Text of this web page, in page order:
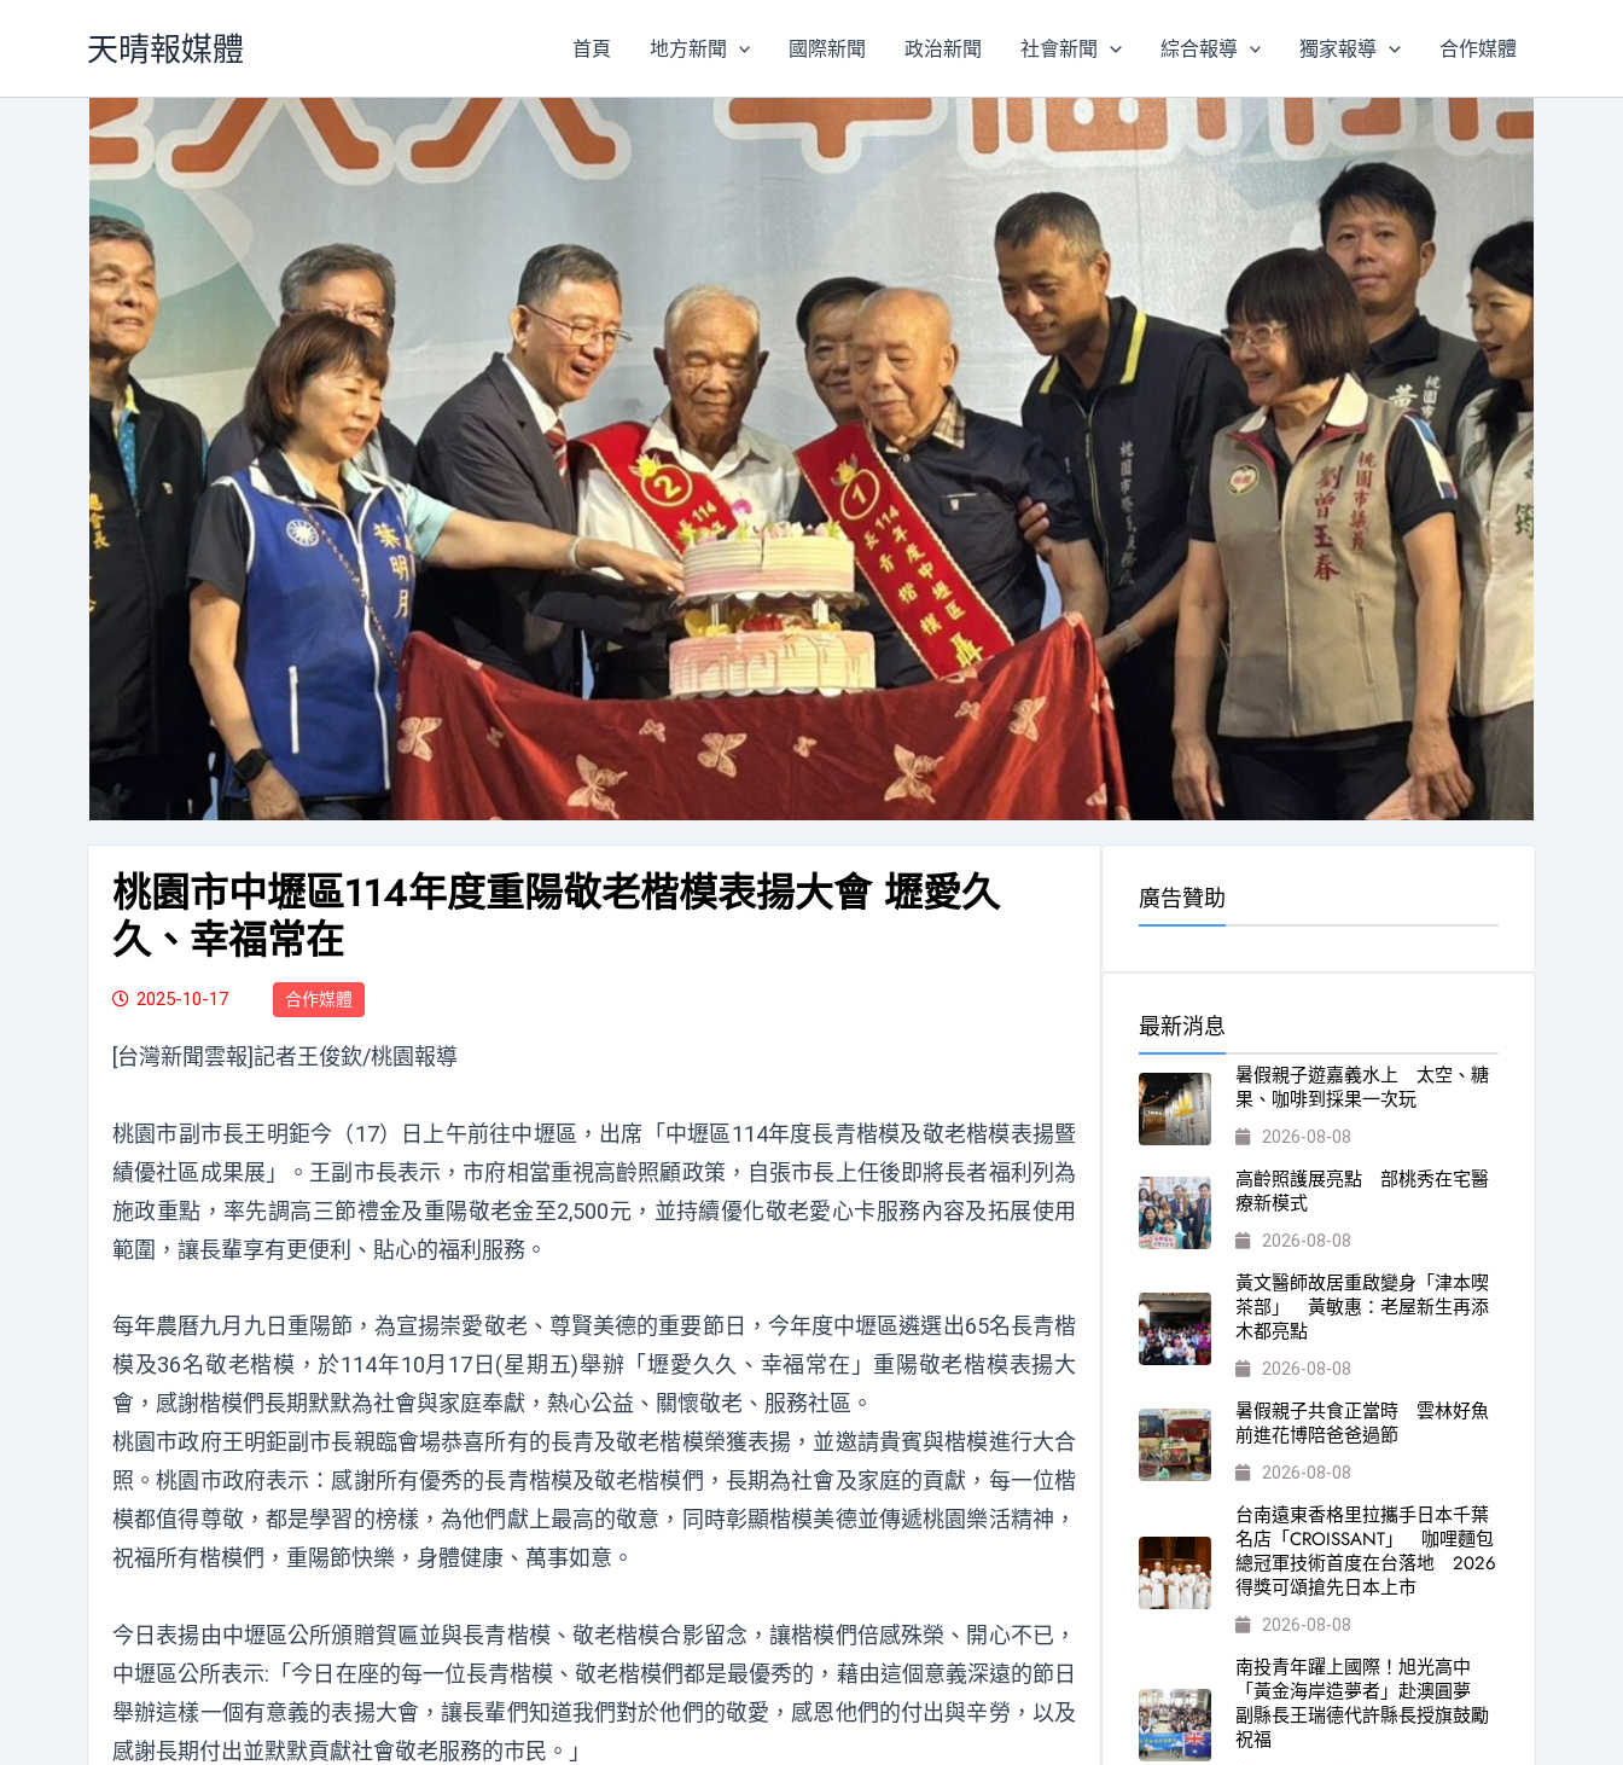
天晴報媒體 首頁 地方新聞 國際新聞 政治新聞 社會新聞 綜合報導 獨家報導 合作媒體
桃園市中壢區114年度重陽敬老楷模表揚大會 壢愛久
久、幸福常在
2025-10-17 合作媒體
[台灣新聞雲報]記者王俊欽/桃園報導
桃園市副市長王明鉅今（17）日上午前往中壢區，出席「中壢區114年度長青楷模及敬老楷模表揚暨
績優社區成果展」。王副市長表示，市府相當重視高齡照顧政策，自張市長上任後即將長者福利列為
施政重點，率先調高三節禮金及重陽敬老金至2,500元，並持續優化敬老愛心卡服務內容及拓展使用
範圍，讓長輩享有更便利、貼心的福利服務。
每年農曆九月九日重陽節，為宣揚崇愛敬老、尊賢美德的重要節日，今年度中壢區遴選出65名長青楷
模及36名敬老楷模，於114年10月17日(星期五)舉辦「壢愛久久、幸福常在」重陽敬老楷模表揚大
會，感謝楷模們長期默默為社會與家庭奉獻，熱心公益、關懷敬老、服務社區。
桃園市政府王明鉅副市長親臨會場恭喜所有的長青及敬老楷模榮獲表揚，並邀請貴賓與楷模進行大合
照。桃園市政府表示：感謝所有優秀的長青楷模及敬老楷模們，長期為社會及家庭的貢獻，每一位楷
模都值得尊敬，都是學習的榜樣，為他們獻上最高的敬意，同時彰顯楷模美德並傳遞桃園樂活精神，
祝福所有楷模們，重陽節快樂，身體健康、萬事如意。
今日表揚由中壢區公所頒贈賀匾並與長青楷模、敬老楷模合影留念，讓楷模們倍感殊榮、開心不已，
中壢區公所表示:「今日在座的每一位長青楷模、敬老楷模們都是最優秀的，藉由這個意義深遠的節日
舉辦這樣一個有意義的表揚大會，讓長輩們知道我們對於他們的敬愛，感恩他們的付出與辛勞，以及
感謝長期付出並默默貢獻社會敬老服務的市民。」
廣告贊助
最新消息
暑假親子遊嘉義水上 太空、糖
果、咖啡到採果一次玩
2026-08-08
高齡照護展亮點 部桃秀在宅醫
療新模式
2026-08-08
黃文醫師故居重啟變身「津本喫
茶部」 黃敏惠：老屋新生再添
木都亮點
2026-08-08
暑假親子共食正當時 雲林好魚
前進花博陪爸爸過節
2026-08-08
台南遠東香格里拉攜手日本千葉
名店「CROISSANT」 咖哩麵包
總冠軍技術首度在台落地 2026
得獎可頌搶先日本上市
2026-08-08
南投青年躍上國際！旭光高中
「黃金海岸造夢者」赴澳圓夢
副縣長王瑞德代許縣長授旗鼓勵
祝福